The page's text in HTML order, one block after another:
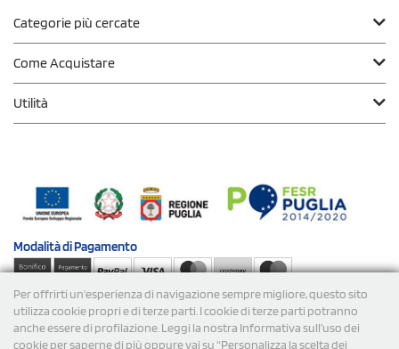
Per offrirti un'esperienza di navigazione sempre migliore, questo sito
utilizza cookie propri e di terze parti. I cookie di terze parti potranno
anche essere di profilazione. Leggi la nostra Informativa sull’uso dei
cookie per saperne di più oppure vai su “Personalizza la scelta dei
Categorie più cercate
Come Acquistare
Utilità
Modalità diPagamento
Spedizioni